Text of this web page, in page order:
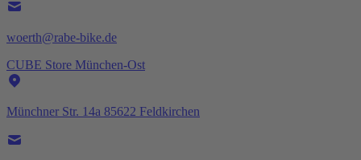
woerth@rabe-bike.de
CUBE Store München-Ost
Münchner Str. 14a 85622 Feldkirchen